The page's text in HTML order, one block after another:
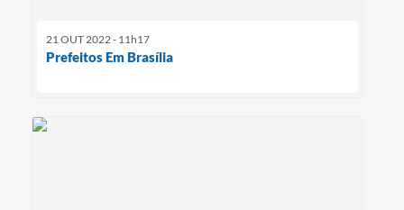
21 OUT 2022 - 11h17
Prefeitos Em Brasília